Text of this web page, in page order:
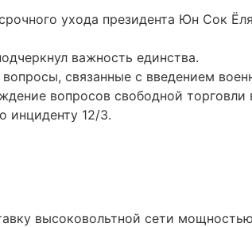
ухода президента Юн Сок
важность единства.
связанные с введением
вопросов свободной торговли
инциденту 12/3.
высоковольтной сети